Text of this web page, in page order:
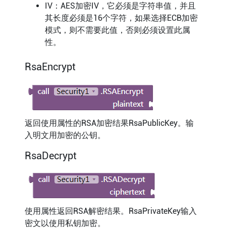
IV：AES加密IV，它必须是字符串值，并且
其长度必须是16个字符，如果选择ECB加密
模式，则不需要此值，否则必须设置此属
性。
RsaEncrypt
返回使用属性的RSA加密结果RsaPublicKey。输
入明文用加密的公钥。
RsaDecrypt
使用属性返回RSA解密结果。RsaPrivateKey输入
密文以使用私钥加密。